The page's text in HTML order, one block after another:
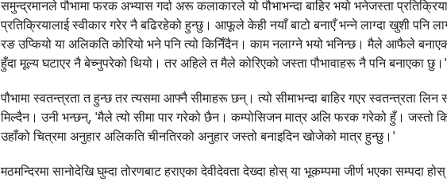
समुन्द्रमानले पौभामा फरक अभ्यास गर्दा अरू कलाकारले यो पौभाभन्दा बाहिर भयो भनेजस्ता
प्रतिक्रियालाई स्वीकार गरेर नै बढिरहेको हुन्छु। आफूले केही नयाँ बाटो बनाएँ भन्ने लाग्दा खुशी पनि
रङ उप्कियो या अलिकति कोरियो भने पनि त्यो किनिँदैन। काम नलाग्ने भयो भनिन्छ। मैले आफैले
हुँदा मूल्य घटाएर नै बेच्नुपरेको थियो। तर अहिले त मैले कोरिएको जस्ता पौभावाहरू नै पनि बनाएका छु।'
पौभामा स्वतन्त्रता त हुन्छ तर त्यसमा आफ्नै सीमाहरू छन्। त्यो सीमाभन्दा बाहिर गएर स्वतन्त्रता लिन
मिल्दैन। उनी भन्छन्, 'मैले त्यो सीमा पार गरेको छैन। कम्पोसिजन मात्र अलि फरक गरेको हुँ। जस्तो
उहाँको चित्रमा अनुहार अलिकति चीनतिरको अनुहार जस्तो बनाइदिन खोजेको मात्र हुन्छु।'
मठमन्दिरमा सानोदेखि घुम्दा तोरणबाट हराएका देवीदेवता देख्दा होस् या भूकम्पमा जीर्ण भएका सम्पदा